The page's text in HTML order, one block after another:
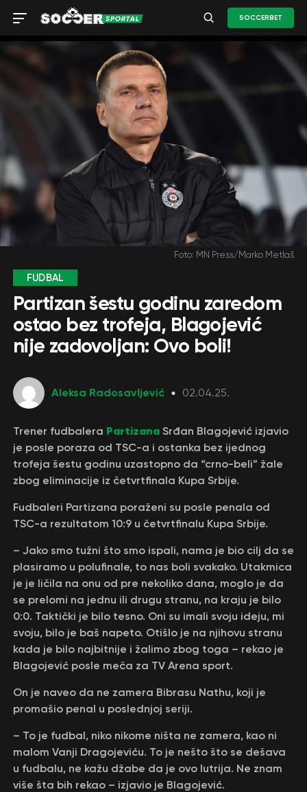
SOCCERBET
Foto: MN Press/Marko Metlaš
FUDBAL
Partizan šestu godinu zaredom
ostao bez trofeja, Blagojević
nije zadovoljan: Ovo boli!
Aleksa Radosavljević 02.04.25.
Trener fudbalera Partizana Srđan Blagojević izjavio
je posle poraza od TSC-a i ostanka bez ijednog
trofeja šestu godinu uzastopno da “crno-beli” žale
zbog eliminacije iz četvrtfinala Kupa Srbije.
Fudbaleri Partizana poraženi su posle penala od
TSC-a rezultatom 10:9 u četvrtfinalu Kupa Srbije.
– Jako smo tužni što smo ispali, nama je bio cilj da se
plasiramo u polufinale, to nas boli svakako. Utakmica
je je ličila na onu od pre nekoliko dana, moglo je da
se prelomi na jednu ili drugu stranu, na kraju je bilo
0:0. Taktički je bilo tesno. Oni su imali svoju ideju, mi
svoju, bilo je baš napeto. Otišlo je na njihovu stranu
kada je bilo najbitnije i žalimo zbog toga – rekao je
Blagojević posle meča za TV Arena sport.
On je naveo da ne zamera Bibrasu Nathu, koji je
promašio penal u poslednjoj seriji.
– To je fudbal, niko nikome ništa ne zamera, kao ni
malom Vanji Dragojeviću. To je nešto što se dešava
u fudbalu, ne kažu džabe da je ovo lutrija. Ne znam
više šta bih rekao – izjavio je Blagojević.